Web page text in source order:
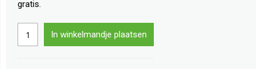
gratis.
In winkelmandje plaatsen